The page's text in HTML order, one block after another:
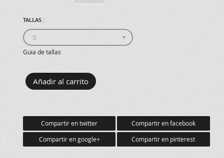
TALLAS :
Guia de tallas
Compartir en twitter
Compartir en facebook
Compartir en google+
Compartir en pinterest